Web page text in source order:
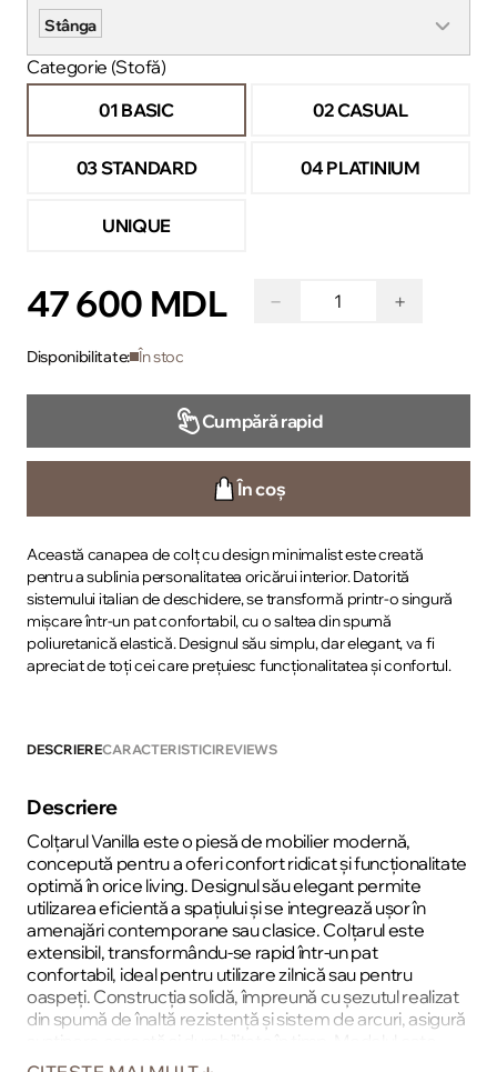
Stânga
Categorie (Stofă)
01 BASIC
02 CASUAL
03 STANDARD 04 PLATINIUM
UNIQUE
47 600 MDL − +
Disponibilitate: În stoc
Cumpără rapid
În coș
Această canapea de colț cu design minimalist este creată
pentru a sublinia personalitatea oricărui interior. Datorită
sistemului italian de deschidere, se transformă printr-o singură
mișcare într-un pat confortabil, cu o saltea din spumă
poliuretanică elastică. Designul său simplu, dar elegant, va fi
apreciat de toți cei care prețuiesc funcționalitatea și confortul.
DESCRIERECARACTERISTICIREVIEWS
Descriere
Colțarul Vanilla este o piesă de mobilier modernă,
concepută pentru a oferi confort ridicat și funcționalitate
optimă în orice living. Designul său elegant permite
utilizarea eficientă a spațiului și se integrează ușor în
amenajări contemporane sau clasice. Colțarul este
extensibil, transformându-se rapid într-un pat
confortabil, ideal pentru utilizare zilnică sau pentru
oaspeți. Construcția solidă, împreună cu șezutul realizat
din spumă de înaltă rezistență și sistem de arcuri, asigură
susținere corectă și durabilitate în timp. Modelul este
prevăzut cu ladă pentru depozitare, perfectă pentru